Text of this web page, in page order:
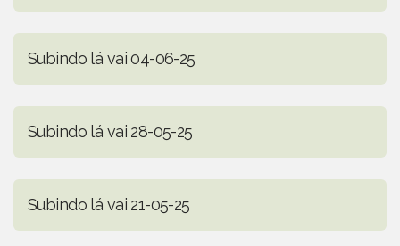
Subindo lá vai 04-06-25
Subindo lá vai 28-05-25
Subindo lá vai 21-05-25